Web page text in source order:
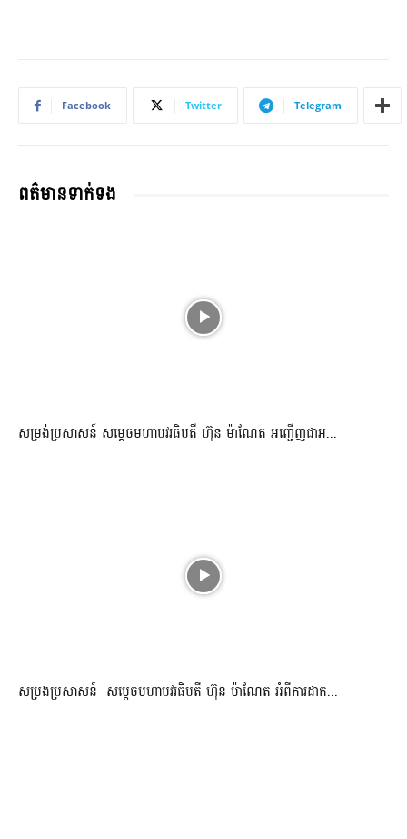
Facebook Twitter Telegram
ពត៌មានទាក់ទង
សម្រង់ប្រសាសន៍ សម្ដេចមហាបវរធិបតី ហ៊ុន ម៉ាណែត អញ្ជើញជាអ...
សម្រងប្រសាសន៍ សម្ដេចមហាបវរធិបតី ហ៊ុន ម៉ាណែត អំពីការដាក...